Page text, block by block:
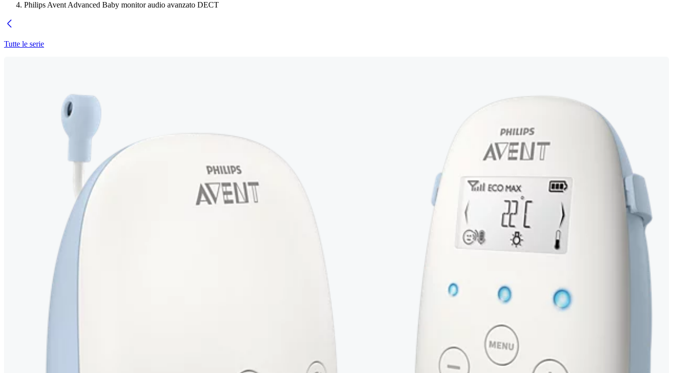
Philips Avent Advanced Baby monitor audio avanzato DECT
Tutte le serie